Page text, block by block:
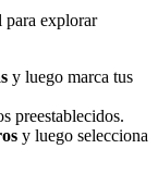
para explorar
y luego marca tus
preestablecidos.
y luego selecciona